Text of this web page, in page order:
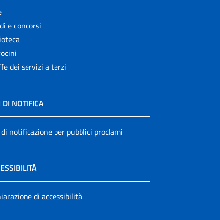
e concorsi
dei servizi a terzi
DI NOTIFICA
notificazione per pubblici proclami
di accessibilità